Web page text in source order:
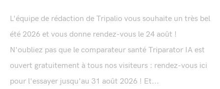
L'équipe de rédaction de Tripalio vous souhaite un très bel
été 2026 et vous donne rendez-vous le 24 août !
N'oubliez pas que le comparateur santé Triparator IA est
ouvert gratuitement à tous nos visiteurs : rendez-vous ici
pour l'essayer jusqu'au 31 août 2026 ! Et...